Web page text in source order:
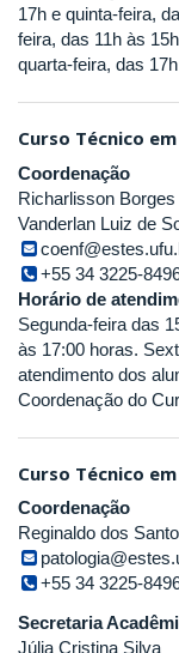
17h e quinta-feira,
feira, das 11h às
quarta-feira, das
Curso Técnico
Coordenação
Richarlisson
Vanderlan Luiz de
+55 34 3225-
Horário de
Segunda-feira das
às 17:00 horas.
atendimento dos
Coordenação do
Curso Técnico
Coordenação
Reginaldo dos
+55 34 3225-
Secretaria
Júlia Cristina Silva